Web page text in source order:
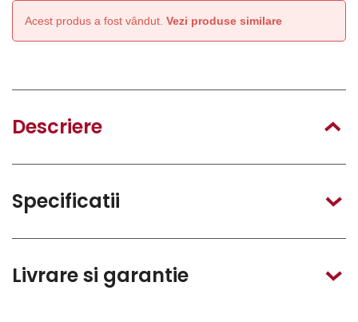
Acest produs a fost vândut. Vezi produse similare
Descriere
Specificatii
Livrare si garantie